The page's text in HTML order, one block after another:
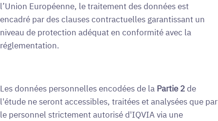
l’Union Européenne, le traitement des données est
encadré par des clauses contractuelles garantissant un
niveau de protection adéquat en conformité avec la
réglementation.
Les données personnelles encodées de la Partie 2 de
l'étude ne seront accessibles, traitées et analysées que par
le personnel strictement autorisé d'IQVIA via une